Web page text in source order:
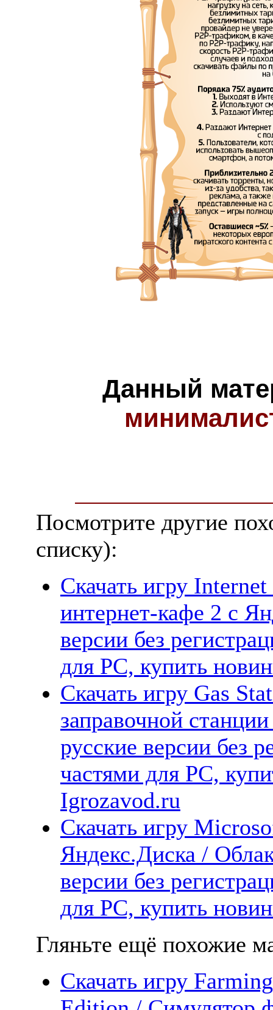
Данный
Посмотрите другие
списку):
Скачать игру
интернет-кафе 2 с
версии без
для PC, купить
Скачать игру Gas
заправочной
русские версии без
частями для PC,
Igrozavod.ru
Скачать игру
Яндекс.Диска /
версии без
для PC, купить
Гляньте ещё похожие
Скачать игру